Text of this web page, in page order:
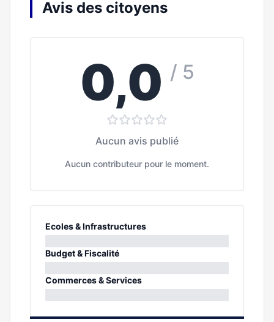
Avis des citoyens
0,0 / 5
Aucun avis publié
Aucun contributeur pour le moment.
Ecoles & Infrastructures
0%
Budget & Fiscalité
0%
Commerces & Services